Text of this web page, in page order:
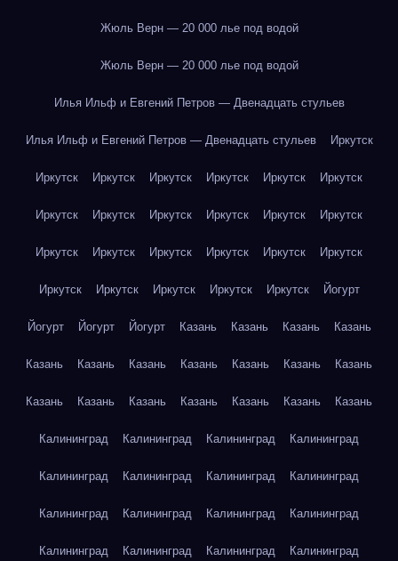
Жюль Верн — 20 000 лье под водой
Жюль Верн — 20 000 лье под водой
Илья Ильф и Евгений Петров — Двенадцать стульев
Илья Ильф и Евгений Петров — Двенадцать стульев Иркутск
Иркутск Иркутск Иркутск Иркутск Иркутск Иркутск
Иркутск Иркутск Иркутск Иркутск Иркутск Иркутск
Иркутск Иркутск Иркутск Иркутск Иркутск Иркутск
Иркутск Иркутск Иркутск Иркутск Иркутск Йогурт
Йогурт Йогурт Йогурт Казань Казань Казань Казань
Казань Казань Казань Казань Казань Казань Казань
Казань Казань Казань Казань Казань Казань Казань
Калининград Калининград Калининград Калининград
Калининград Калининград Калининград Калининград
Калининград Калининград Калининград Калининград
Калининград Калининград Калининград Калининград